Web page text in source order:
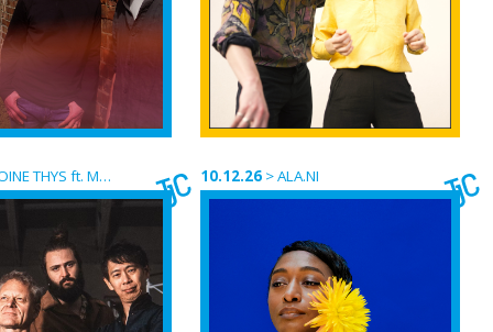
HANDS
17.11.26
20H00
ANMOOR
THYS ft. MOTOÏ KANAMORI BANDO 10.12.26 >ALA.NI